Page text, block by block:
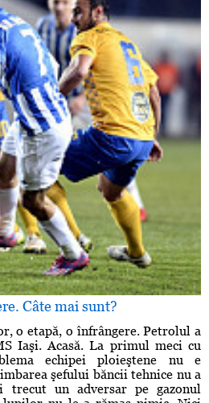
Câte mai sunt?
o etapă, o înfrângere. Petrolul a
Iaşi. Acasă. La primul meci cu
echipei ploieştene nu e
şefului băncii tehnice nu a
un adversar pe gazonul